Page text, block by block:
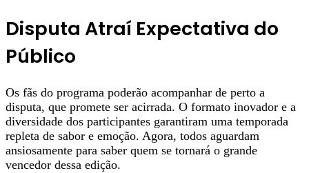
Disputa Atraí Expectativa do
Público
Os fãs do programa poderão acompanhar de perto a
disputa, que promete ser acirrada. O formato inovador e a
diversidade dos participantes garantiram uma temporada
repleta de sabor e emoção. Agora, todos aguardam
ansiosamente para saber quem se tornará o grande
vencedor dessa edição.